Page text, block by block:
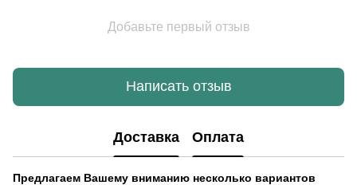
Добавьте первый отзыв
Написать отзыв
Доставка Оплата
Предлагаем Вашему вниманию несколько вариантов